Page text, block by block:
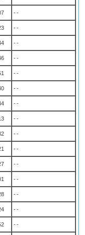
--
--
--
--
--
--
--
--
--
--
--
--
--
--
--